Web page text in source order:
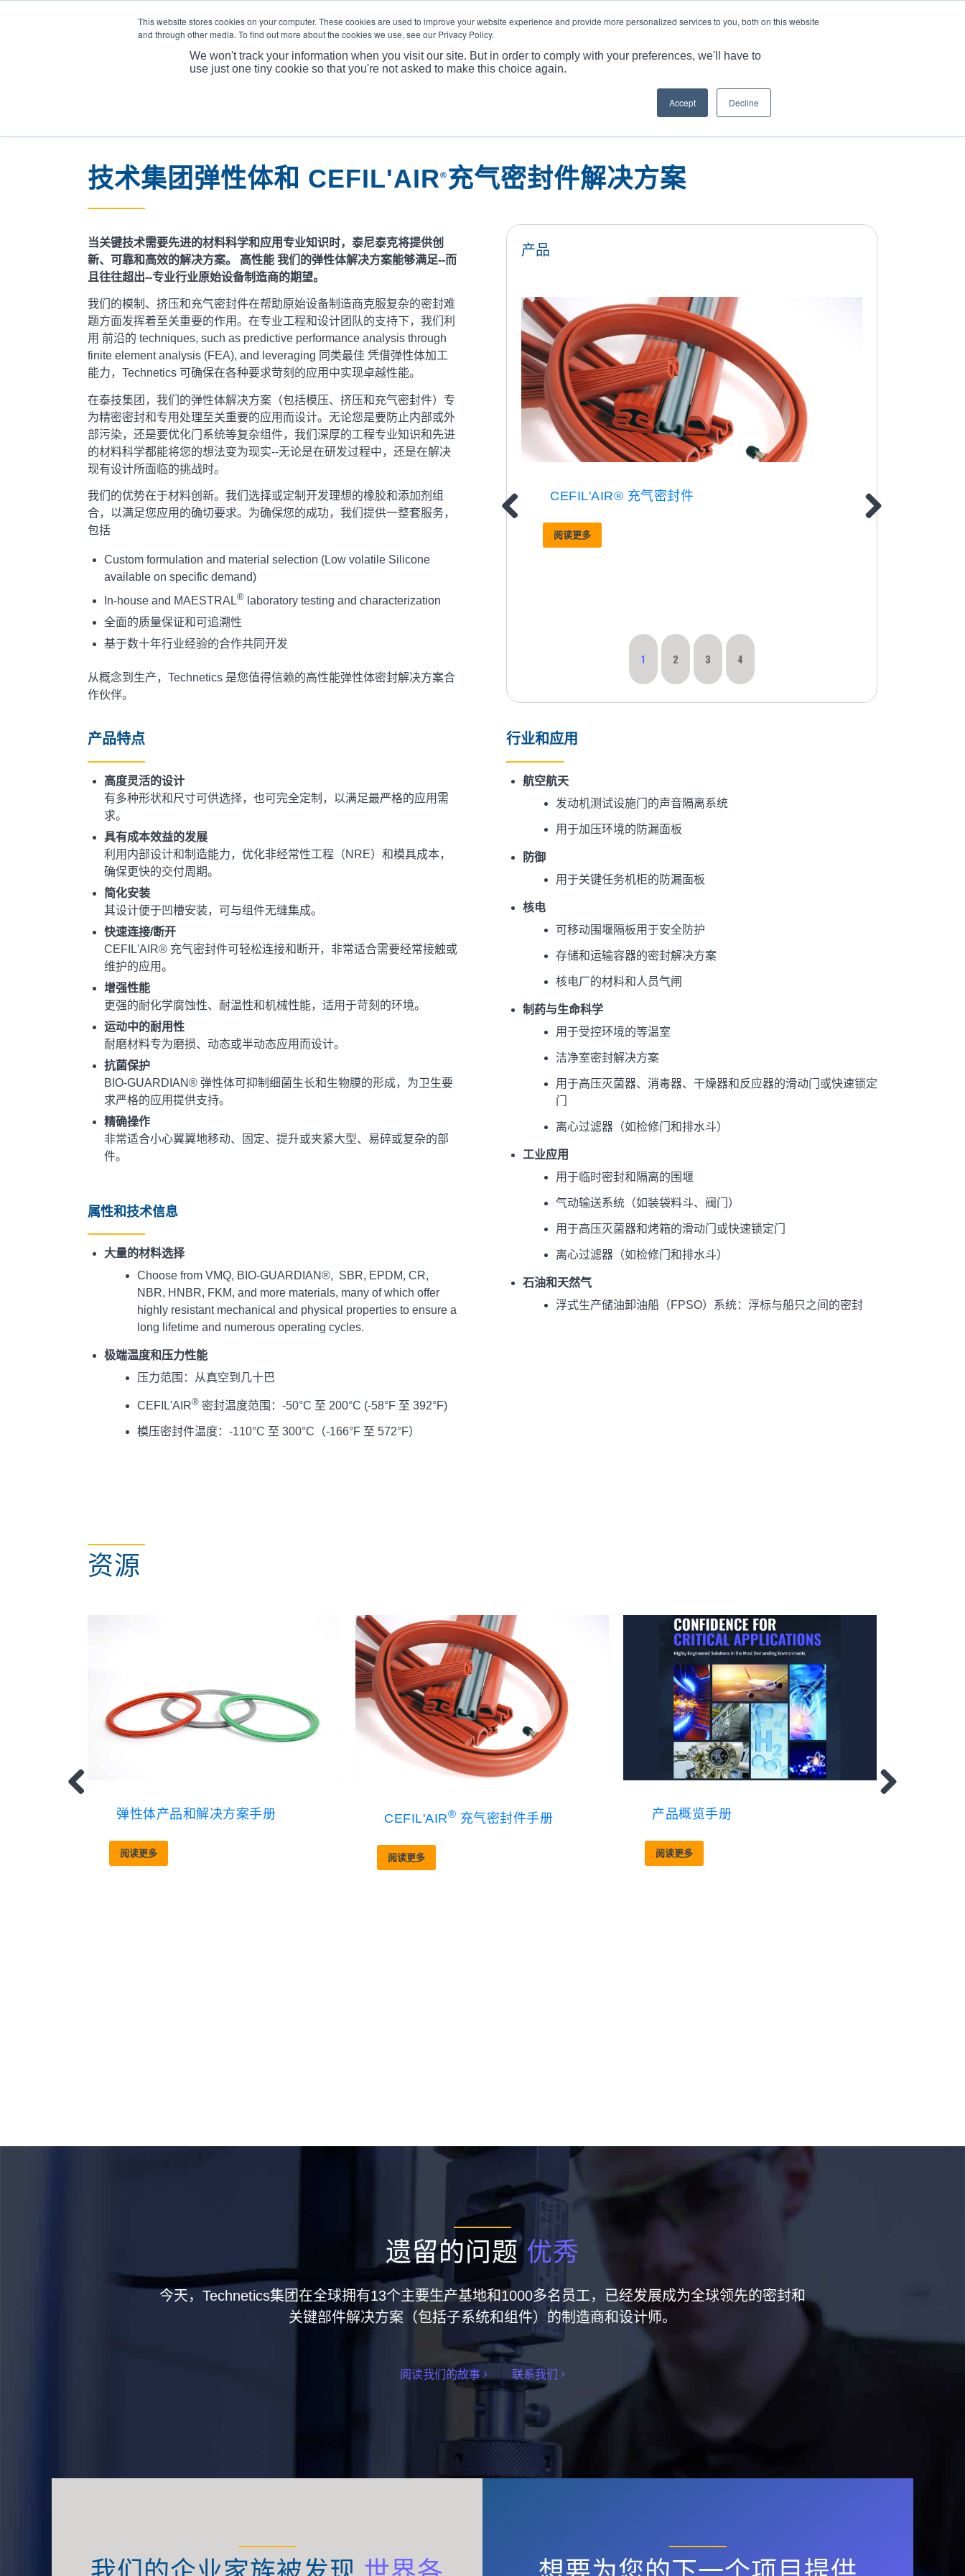
This website stores cookies on your computer. These cookies are used to improve your website experience and provide more personalized services to you, both on this website
and through other media. To find out more about the cookies we use, see our Privacy Policy.
We won't track your information when you visit our site. But in order to comply with your preferences, we'll have to
use just one tiny cookie so that you're not asked to make this choice again.
Accept Decline
关于 产品 MARKET 应用
您现在的位置： 主页
技术集团弹性体和 CEFIL'AIR® 充气密封件解决方案
当关键技术需要先进的材料科学和应用专业知识时，泰尼泰克将提供创
新、可靠和高效的解决方案。 高性能 我们的弹性体解决方案能够满足--而
且往往超出--专业行业原始设备制造商的期望。
我们的模制、挤压和充气密封件在帮助原始设备制造商克服复杂的密封难
题方面发挥着至关重要的作用。在专业工程和设计团队的支持下，我们利
用 前沿的 techniques, such as predictive performance analysis through
finite element analysis (FEA), and leveraging 同类最佳 凭借弹性体加工
能力，Technetics 可确保在各种要求苛刻的应用中实现卓越性能。
在泰技集团，我们的弹性体解决方案（包括模压、挤压和充气密封件）专
为精密密封和专用处理至关重要的应用而设计。无论您是要防止内部或外
部污染，还是要优化门系统等复杂组件，我们深厚的工程专业知识和先进
的材料科学都能将您的想法变为现实--无论是在研发过程中，还是在解决
现有设计所面临的挑战时。
我们的优势在于材料创新。我们选择或定制开发理想的橡胶和添加剂组
合，以满足您应用的确切要求。为确保您的成功，我们提供一整套服务，
包括
Custom formulation and material selection (Low volatile Silicone
available on specific demand)
In-house and MAESTRAL® laboratory testing and characterization
全面的质量保证和可追溯性
基于数十年行业经验的合作共同开发
从概念到生产，Technetics 是您值得信赖的高性能弹性体密封解决方案合
作伙伴。
产品
CEFIL'AIR® 充气密封件
阅读更多
1 2 3 4
产品特点
高度灵活的设计
有多种形状和尺寸可供选择，也可完全定制，以满足最严格的应用需
求。
具有成本效益的发展
利用内部设计和制造能力，优化非经常性工程（NRE）和模具成本，
确保更快的交付周期。
简化安装
其设计便于凹槽安装，可与组件无缝集成。
快速连接/断开
CEFIL'AIR® 充气密封件可轻松连接和断开，非常适合需要经常接触或
维护的应用。
增强性能
更强的耐化学腐蚀性、耐温性和机械性能，适用于苛刻的环境。
运动中的耐用性
耐磨材料专为磨损、动态或半动态应用而设计。
抗菌保护
BIO-GUARDIAN® 弹性体可抑制细菌生长和生物膜的形成，为卫生要
求严格的应用提供支持。
精确操作
非常适合小心翼翼地移动、固定、提升或夹紧大型、易碎或复杂的部
件。
属性和技术信息
大量的材料选择
Choose from VMQ, BIO-GUARDIAN®, SBR, EPDM, CR,
NBR, HNBR, FKM, and more materials, many of which offer
highly resistant mechanical and physical properties to ensure a
long lifetime and numerous operating cycles.
极端温度和压力性能
压力范围：从真空到几十巴
CEFIL'AIR® 密封温度范围：-50°C 至 200°C (-58°F 至 392°F)
模压密封件温度：-110°C 至 300°C（-166°F 至 572°F）
行业和应用
航空航天
发动机测试设施门的声音隔离系统
用于加压环境的防漏面板
防御
用于关键任务机柜的防漏面板
核电
可移动围堰隔板用于安全防护
存储和运输容器的密封解决方案
核电厂的材料和人员气闸
制药与生命科学
用于受控环境的等温室
洁净室密封解决方案
用于高压灭菌器、消毒器、干燥器和反应器的滑动门或快速锁定
门
离心过滤器（如检修门和排水斗）
工业应用
用于临时密封和隔离的围堰
气动输送系统（如装袋料斗、阀门）
用于高压灭菌器和烤箱的滑动门或快速锁定门
离心过滤器（如检修门和排水斗）
石油和天然气
浮式生产储油卸油船（FPSO）系统：浮标与船只之间的密封
资源
弹性体产品和解决方案手册
阅读更多
CEFIL'AIR® 充气密封件手册
阅读更多
产品概览手册
阅读更多
遗留的问题优秀
今天，Technetics集团在全球拥有13个主要生产基地和1000多名员工，已经发展成为全球领先的密封和
关键部件解决方案（包括子系统和组件）的制造商和设计师。
阅读我们的故事 联系我们